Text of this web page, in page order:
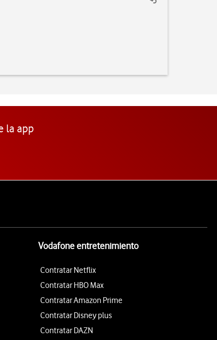
la app
Vodafone entretenimiento
Contratar Netflix
Contratar HBO Max
Contratar Amazon Prime
Contratar Disney plus
Contratar DAZN